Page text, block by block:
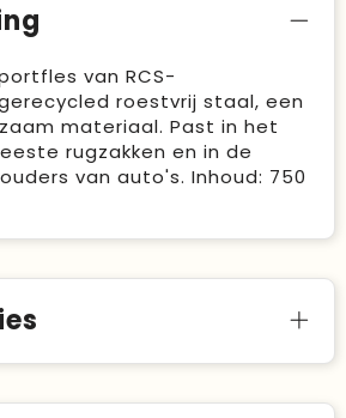
van RCS-
roestvrij staal, een
materiaal. Past in het
rugzakken en in de
van auto's. Inhoud: 750